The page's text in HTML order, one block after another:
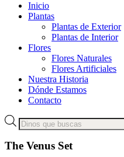
Inicio
Plantas
Plantas de Exterior
Plantas de Interior
Flores
Flores Naturales
Flores Artificiales
Nuestra Historia
Dónde Estamos
Contacto
Products
search
The Venus Set